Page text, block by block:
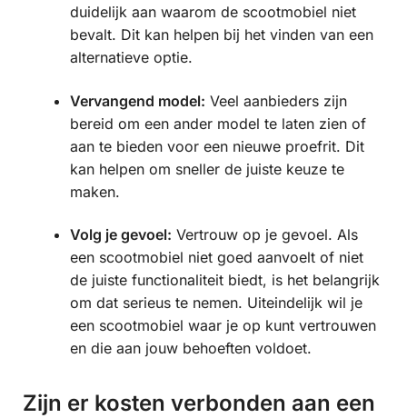
duidelijk aan waarom de scootmobiel niet
bevalt. Dit kan helpen bij het vinden van een
alternatieve optie.
Vervangend model: Veel aanbieders zijn
bereid om een ander model te laten zien of
aan te bieden voor een nieuwe proefrit. Dit
kan helpen om sneller de juiste keuze te
maken.
Volg je gevoel: Vertrouw op je gevoel. Als
een scootmobiel niet goed aanvoelt of niet
de juiste functionaliteit biedt, is het belangrijk
om dat serieus te nemen. Uiteindelijk wil je
een scootmobiel waar je op kunt vertrouwen
en die aan jouw behoeften voldoet.
Zijn er kosten verbonden aan een